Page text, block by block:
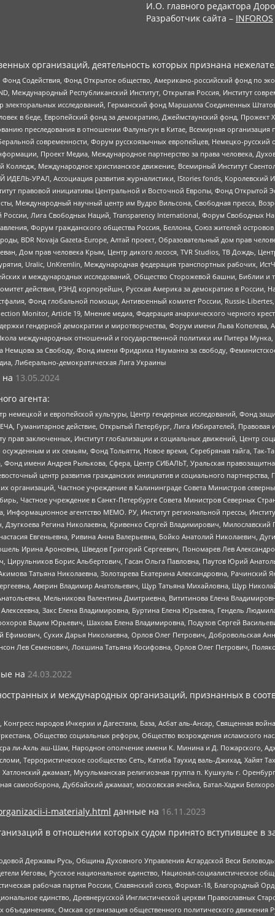
И.О. главного редактора
Разработчик сайта – INFOROS
организаций, деятельность которых признана
Содействия, Фонд Открытое общество, Американо-российский фонд по
Международный Республиканский Институт, Открытая Россия, Институт
исследований, Германский фонд Маршалла Соединенных
в беде, Европейский фонд за демократию, Джеймстаунский фонд,
преследования в отношении Фалуньгун в Китае, Всемирная
современности, Форум русскоязычных европейцев, Немецко-
Проект Медиа, Международное партнерство за права человека,
Международное христианское движение, Всемирный Институт
УРАЛ, Ассоциация развития журналистики, IStories fonds,
правовой инициативы Центральной и Восточной Европы, Фонд Открытой
Международный научный центр им Вудро Вильсона, Свободная пресса,
Лига Свободных Наций, Transparеncy International, Форум Свободных
Форум гражданского общества Россия, Беллона, Союз жителей
BDR Novaja Gazeta-Europe, Алтай проект, Образовательный дом прав
Дом прав человека Крым, Центр дикого лосося, TVR Studios, ТВ Дождь,
Uralic, UnKremlin, Международная федерация транспортных рабочих,
и международных исследований, Общество Сторожевой башни, Библии и
действия, РЭНД корпорейшн, Русская Америка за демократию в России,
Фонд глобальной помощи, Антивоенный комитет России, Russie-
Monitor, Article 19, Мнение медиа, Федерация анархического черного
гендерной демократии и миротворчества, Форум имени Льва Копелева,
международных отношений и государственной политики им Питера
за Свободу, Фонд имени Фридриха Науманна за свободу,
Либерально-демократическая Лига Украины
13.05.2024
агента:
и европейской культуры, Центр гендерных исследований, Фонд
действие, Открытый Петербург, Лига Избирателей, Правовая
прав заключенных, Институт глобализации и социальных движений, Центр
и их семьям, Фонд Тольятти, Новое время, Серебряная тайга, Так-
имени Андрея Рылькова, Сфера, Центр СИБАЛЬТ, Уральская
центр развития гражданских инициатив и социального
Частное учреждение в Калининграде Совета Министров
Частное учреждение в Санкт-Петербурге Совета Министров Северных
Информационное агентство МЕМО. РУ, Институт региональной прессы,
Дзугкоева Регина Николаевна, Кривенко Сергей Владимирович,
Евгеньевна, Ривина Анна Валерьевна, Бойко Анатолий Николаевич,
Ирина Ароновна, Шведов Григорий Сергеевич, Пономарев Лев
Цирульников Борис Альбертович, Гасан Ольга Павловна, Паутов Юрий
Татьяна Николаевна, Золотарева Екатерина Александровна,
Аверин Владимир Анатольевич, Щур Татьяна Михайловна, Щур
Мельникова Валентина Дмитриевна, Вититинова Елена
Закс Елена Владимировна, Буртина Елена Юрьевна, Гендель
Вадим Юрьевич, Шахова Елена Владимировна, Подузов Сергей
Сухих Дарья Николаевна, Орлов Олег Петрович, Добровольская
Лев Семенович, Локшина Татьяна Иосифовна, Орлов Олег Петрович,
на 24.03.2022
и международных организаций, признанных в
народов Ичкерии и Дагестана, База, Асбат аль-Ансар, Священная
Общество социальных реформ, Общество возрождения исламского
ли-Ахль аш-Шам, Народное ополчение имени К. Минина и Д. Пожарского,
Террористическое сообщество Сеть, Катиба Таухид валь-Джихад,
джамаат, Мусульманская религиозная группа п. Кушкуль г.
самооборона, Дуббайский джамаат, московская ячейка, Батал-Хаджи
i-materialy.html данные на 16.11.2023
в отношении которых судом принято вступившее в
Державы Русь, Община Духовного Управления Асгардской Веси
Иеговы, Русское национальное единство, Национал-социалистическое
рабочая партия России, Славянский союз, Формат-18, Благородный
единство, Древнерусской Инглистической церкви Православных
Омская организация общественного политического движения